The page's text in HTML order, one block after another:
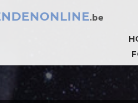
.be